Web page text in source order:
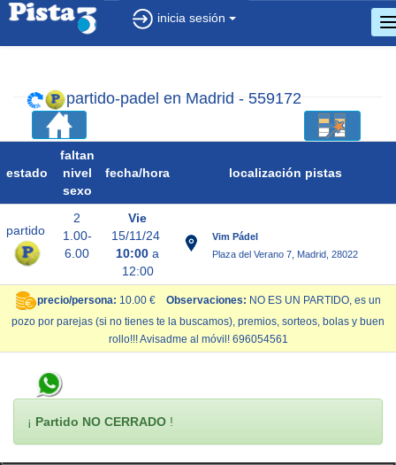
inicia sesión
partido-padel en Madrid - 559172
estado
faltan
nivel
sexo
fecha/hora localización pistas
partido
2
1.00-
6.00
Vie
15/11/24
10:00 a
12:00
Vim Pádel
Plaza del Verano 7, Madrid, 28022
precio/persona: 10.00 € Observaciones: NO ES UN PARTIDO, es un
pozo por parejas (si no tienes te la buscamos), premios, sorteos, bolas y buen
rollo!!! Avisadme al móvil! 696054561
¡ Partido NO CERRADO !